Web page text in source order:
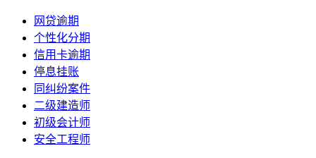
网贷逾期
个性化分期
信用卡逾期
停息挂账
同纠纷案件
二级建造师
初级会计师
安全工程师